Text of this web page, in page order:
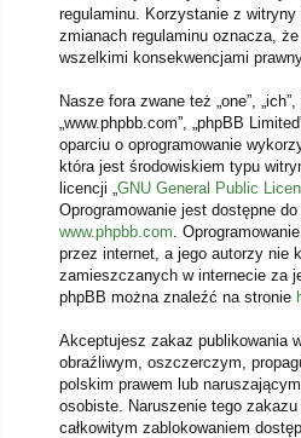
regulaminu. Korzystanie z witryny
zmianach regulaminu oznacza,
wszelkimi konsekwencjami
Nasze fora zwane też „one”, „ich”,
„www.phpbb.com”, „phpBB
oparciu o oprogramowanie
która jest środowiskiem typu
licencji „GNU General Public
Oprogramowanie jest dostępne
www.phpbb.com.
przez internet, a jego autorzy nie
zamieszczanych w internecie za
phpBB można znaleźć na stronie
Akceptujesz zakaz publikowania
obraźliwym, oszczerczym,
polskim prawem lub
osobiste. Naruszenie tego
całkowitym zablokowaniem